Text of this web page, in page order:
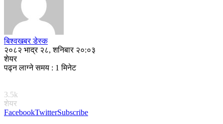
बिश्वखबर डेस्क
२०८२ भाद्र २८, शनिबार २०:०३
शेयर
पढ्न लाग्ने समय : 1 मिनेट
3.5k
शेयर
FacebookTwitterSubscribe